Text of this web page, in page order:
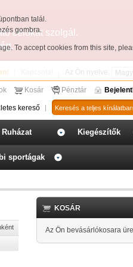
talál.
gombra.
. To accept cookies from this site,
célokat szolgál.
Az Ön nyelve:
Kosár Pénztár
kereső
Ruházat Kiegészítők
sportágak
KOSÁR
Az Ön bevásárlókosara